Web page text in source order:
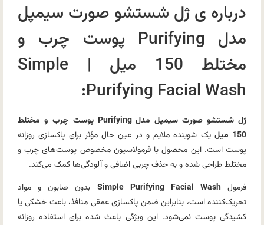
درباره ی ژل شستشو صورت سیمپل
مدل Purifying پوست چرب و
مختلط 150 میل | Simple
Purifying Facial Wash:
ژل شستشو صورت سیمپل مدل Purifying پوست چرب و مختلط
150 میل
یک شوینده ملایم و در عین حال مؤثر برای پاکسازی روزانه
پوست است. این محصول با فرمولاسیون مخصوص پوست‌های چرب و
مختلط طراحی شده و به حذف چربی اضافی و آلودگی‌ها کمک می‌کند.
فرمول Simple Purifying Facial Wash بدون صابون و مواد
تحریک‌کننده است، بنابراین ضمن پاکسازی عمقی منافذ، باعث خشکی یا
کشیدگی پوست نمی‌شود. این ویژگی باعث شده برای استفاده روزانه